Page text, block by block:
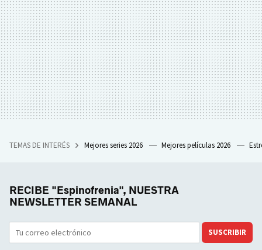
TEMAS DE INTERÉS Mejores series 2026 Mejores películas 2026
RECIBE "Espinofrenia", NUESTRA
NEWSLETTER SEMANAL
SUSCRIBIR